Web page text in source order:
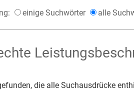
einige Suchwörter alle
die alle Suchausdrücke